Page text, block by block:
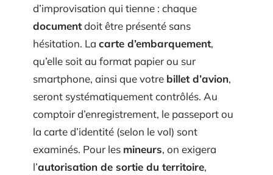
d’improvisation qui tienne : chaque
documentdoit être présenté sans
hésitation. La carte d’embarquement,
qu’elle soit au format papier ou sur
smartphone, ainsi que votre billet d’avion,
seront systématiquement contrôlés. Au
comptoir d’enregistrement, le passeport ou
la carte d’identité (selon le vol) sont
examinés. Pour les mineurs, on exigera
l’autorisation de sortie du territoire,